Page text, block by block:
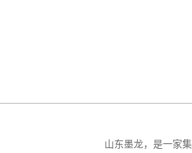
山东墨龙，是一家集